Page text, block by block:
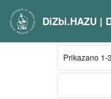
DiZbi.HAZU |
Prikazano 1-